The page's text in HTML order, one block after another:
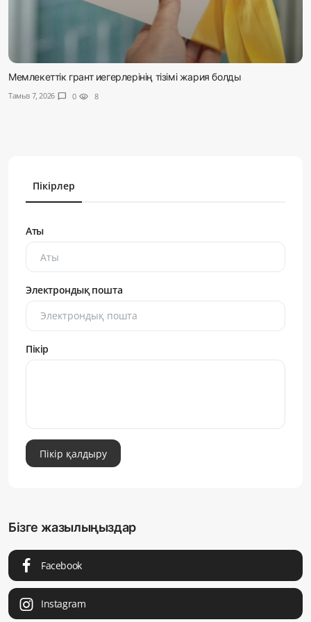
Мемлекеттік грант иегерлерінің тізімі жария болды
Тамыз 7, 2026 chat_bubble 0 visibility 8
Пікірлер
Аты
Электрондық пошта
Пікір
Пікір қалдыру
Бізге жазылыңыздар
Facebook
Instagram